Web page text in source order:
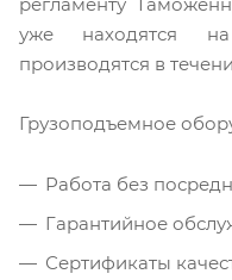
регламенту
уже находятся на
производятся в
Грузоподъемное
Работа без
Гарантийное
Сертификаты